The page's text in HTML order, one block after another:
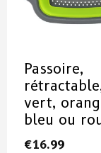
Passoire,
vert,
bleu ou
€16.99